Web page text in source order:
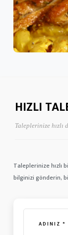
HIZLI
Taleplerinize hızlı
Taleplerinize hızlı
bilginizi gönderin,